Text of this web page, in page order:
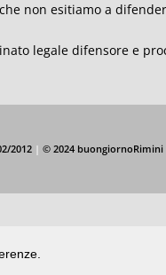
non esitiamo a
legale difensore e
2012 | © 2024 buongiornoRimini